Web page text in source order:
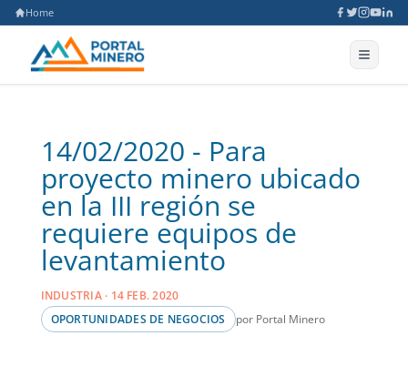
Home
14/02/2020 - Para
proyecto minero ubicado
en la III región se
requiere equipos de
levantamiento
INDUSTRIA · 14 FEB. 2020
OPORTUNIDADES DE NEGOCIOS
por Portal Minero